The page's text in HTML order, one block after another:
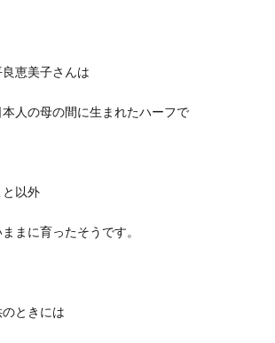
恵美子さんは
人の母の間に生まれたハーフで
以外
まに育ったそうです。
ときには